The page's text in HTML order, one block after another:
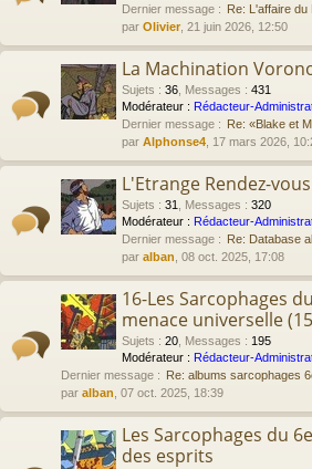
Dernier message : Re: L'affaire du
par Olivier , 21 juin 2026, 12:50
La Machination
Sujets : 36 Messages : 431
Modérateur : Rédacteur-
Dernier message : Re: «Blake et
par Alphonse4 , 17 mars 2026,
L'Etrange Rendez-vous
Sujets : 31 Messages : 320
Modérateur : Rédacteur-
Dernier message : Re: Database
par alban , 08 oct. 2025, 17:08
16-Les Sarcophages
menace universelle
Sujets : 20 Messages : 195
Modérateur : Rédacteur-
Dernier message : Re: albums sarcophages
par alban , 07 oct. 2025, 18:39
Les Sarcophages du
des esprits